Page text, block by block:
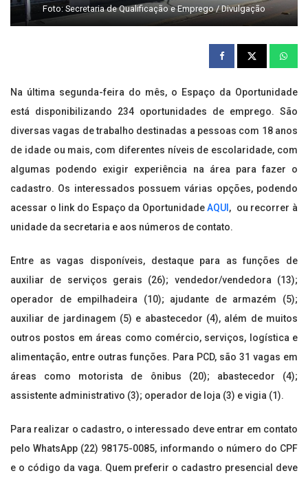
Foto: Secretaria de Qualificação e Emprego / Divulgação
Na última segunda-feira do mês, o Espaço da Oportunidade
está disponibilizando 234 oportunidades de emprego. São
diversas vagas de trabalho destinadas a pessoas com 18 anos
de idade ou mais, com diferentes níveis de escolaridade, com
algumas podendo exigir experiência na área para fazer o
cadastro. Os interessados possuem várias opções, podendo
acessar o link do Espaço da OportunidadeAQUI , ou recorrer à
unidade da secretaria e aos números de contato.
Entre as vagas disponíveis, destaque para as funções de
auxiliar de serviços gerais (26); vendedor/vendedora (13);
operador de empilhadeira (10); ajudante de armazém (5);
auxiliar de jardinagem (5) e abastecedor (4), além de muitos
outros postos em áreas como comércio, serviços, logística e
alimentação, entre outras funções. Para PCD, são 31 vagas em
áreas como motorista de ônibus (20); abastecedor (4);
assistente administrativo (3); operador de loja (3) e vigia (1).
Para realizar o cadastro, o interessado deve entrar em contato
pelo WhatsApp (22) 98175-0085, informando o número do CPF
e o código da vaga. Quem preferir o cadastro presencial deve